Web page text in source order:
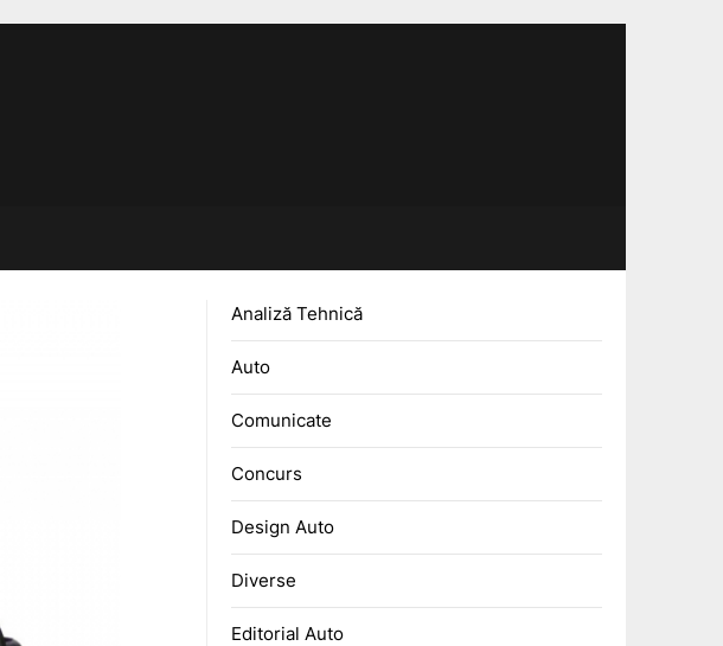
Analiză Tehnică
Auto
Comunicate
Concurs
Design Auto
Diverse
Editorial Auto